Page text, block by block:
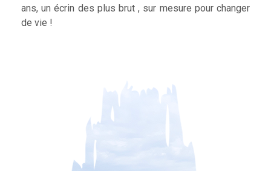
ans, un écrin des plus brut , sur mesure pour changer
de vie !